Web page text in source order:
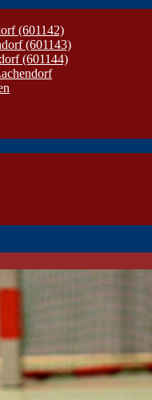
(601142)
(601143)
(601144)